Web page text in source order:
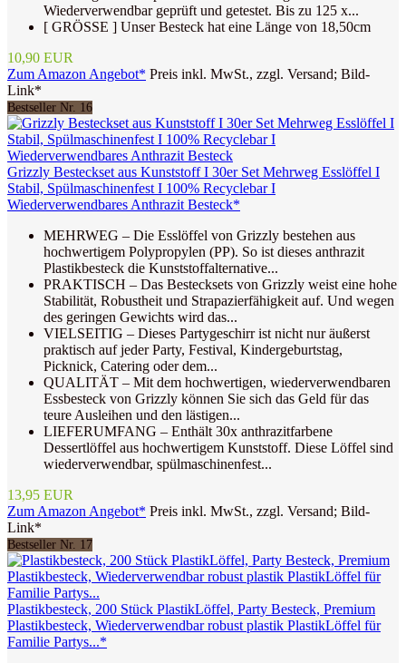
Wiederverwendbar geprüft und getestet. Bis zu 125 x...
[ GRÖSSE ] Unser Besteck hat eine Länge von 18,50cm
10,90 EUR
Zum Amazon Angebot* Preis inkl. MwSt., zzgl. Versand; Bild-
Link*
Bestseller Nr. 16
Grizzly Besteckset aus Kunststoff I 30er Set Mehrweg Esslöffel I
Stabil, Spülmaschinenfest I 100% Recyclebar I
Wiederverwendbares Anthrazit Besteck*
MEHRWEG – Die Esslöffel von Grizzly bestehen aus
hochwertigem Polypropylen (PP). So ist dieses anthrazit
Plastikbesteck die Kunststoffalternative...
PRAKTISCH – Das Bestecksets von Grizzly weist eine hohe
Stabilität, Robustheit und Strapazierfähigkeit auf. Und wegen
des geringen Gewichts wird das...
VIELSEITIG – Dieses Partygeschirr ist nicht nur äußerst
praktisch auf jeder Party, Festival, Kindergeburtstag,
Picknick, Catering oder dem...
QUALITÄT – Mit dem hochwertigen, wiederverwendbaren
Essbesteck von Grizzly können Sie sich das Geld für das
teure Ausleihen und den lästigen...
LIEFERUMFANG – Enthält 30x anthrazitfarbene
Dessertlöffel aus hochwertigem Kunststoff. Diese Löffel sind
wiederverwendbar, spülmaschinenfest...
13,95 EUR
Zum Amazon Angebot* Preis inkl. MwSt., zzgl. Versand; Bild-
Link*
Bestseller Nr. 17
Plastikbesteck, 200 Stück PlastikLöffel, Party Besteck, Premium
Plastikbesteck, Wiederverwendbar robust plastik PlastikLöffel für
Familie Partys...*